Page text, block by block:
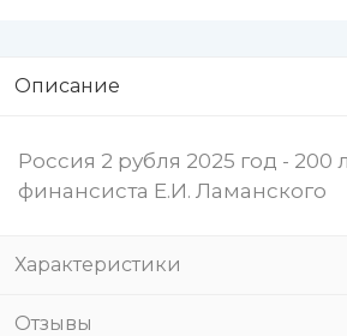
Описание
Россия 2 рубля 2025 год -
финансиста Е.И. Ламанского
Характеристики
Отзывы